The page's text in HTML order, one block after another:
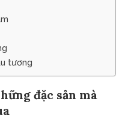
tương
đặc sản mà